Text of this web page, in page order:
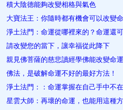
積大陰德能夠改變相格與氣色
大寶法王：你隨時都有機會可以改變
淨土法門：命運從哪裡來的？命運還
請改變您的當下，讓幸福從此降下
親見佛菩薩的慈悲讀經學佛能改變命運
佛法，是破解命運不好的最好方法！
淨土法門：：命運掌握在自己手中不
星雲大師：再壞的命運，也能用這種